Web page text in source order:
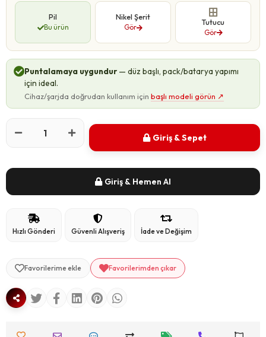
Pil
Bu ürün
Nikel Şerit
Gör
Tutucu
Gör
Puntalamaya uygundur — düz başlı, pack/batarya yapımı
için ideal.
Cihaz/şarjda doğrudan kullanım için başlı modeli görün ↗
Giriş & Sepet
Giriş & Hemen Al
Hızlı Gönderi Güvenli Alışveriş İade ve Değişim
Favorilerime ekle Favorilerimden çıkar